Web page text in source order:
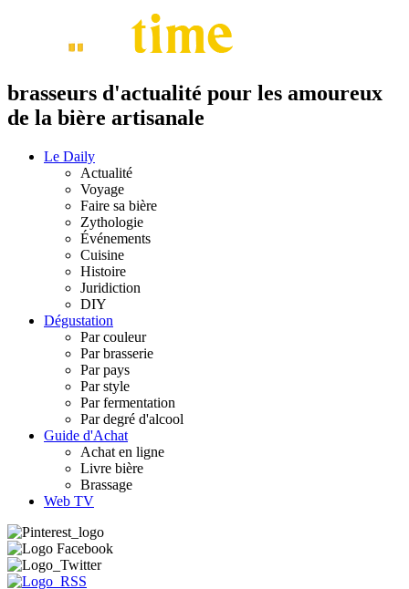
brasseurs d'actualité pour les amoureux
de la bière artisanale
Le Daily
Actualité
Voyage
Faire sa bière
Zythologie
Événements
Cuisine
Histoire
Juridiction
DIY
Dégustation
Par couleur
Par brasserie
Par pays
Par style
Par fermentation
Par degré d'alcool
Guide d'Achat
Achat en ligne
Livre bière
Brassage
Web TV